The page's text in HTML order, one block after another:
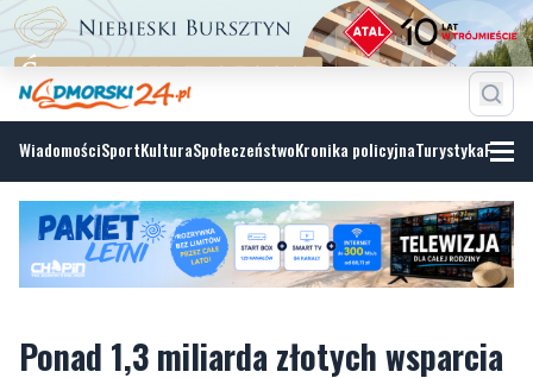
WiadomościSportKulturaSpołeczeństwoKronika policyjnaTurystyka
Ponad 1,3 miliarda złotych wsparcia
sobota, 27 lutego 2021, 08:00